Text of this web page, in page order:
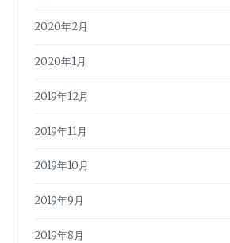
2020年2月
2020年1月
2019年12月
2019年11月
2019年10月
2019年9月
2019年8月